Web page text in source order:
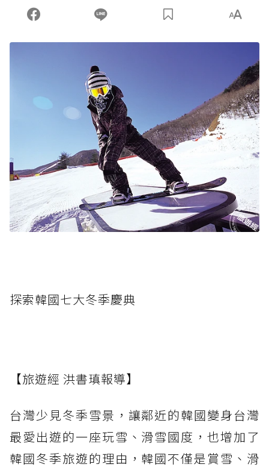
探索韓國七大冬季慶典
【旅遊經 洪書瑱報導】
台灣少見冬季雪景，讓鄰近的韓國變身台灣
最愛出遊的一座玩雪、滑雪國度，也增加了
韓國冬季旅遊的理由，韓國不僅是賞雪、滑